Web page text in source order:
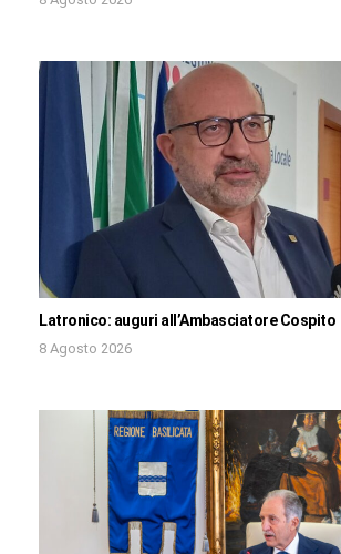
Latronico: auguri all’Ambasciatore Cospito
8 Agosto 2026